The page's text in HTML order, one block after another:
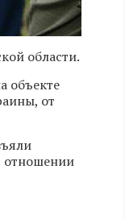
области.
объекте
от
отношении